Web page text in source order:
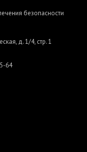
безопасности
д. 1/4, стр. 1
64